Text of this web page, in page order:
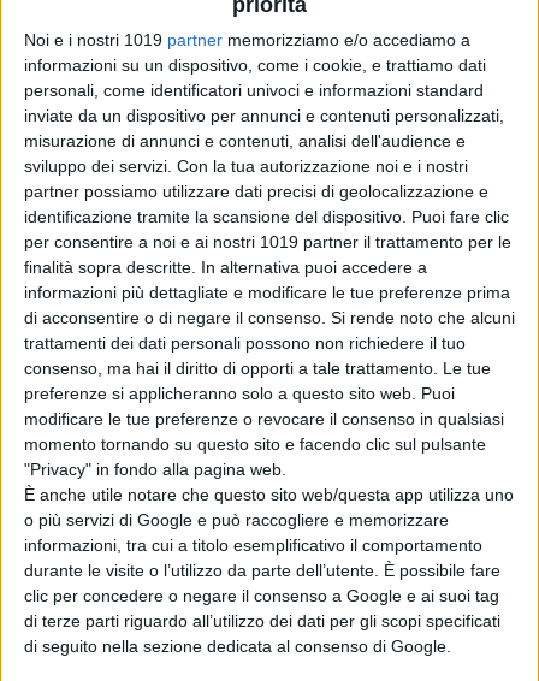
priorità
Noi e i nostri 1019 partner memorizziamo e/o accediamo a
informazioni su un dispositivo, come i cookie, e trattiamo dati
personali, come identificatori univoci e informazioni standard
inviate da un dispositivo per annunci e contenuti personalizzati,
misurazione di annunci e contenuti, analisi dell'audience e
sviluppo dei servizi. Con la tua autorizzazione noi e i nostri
partner possiamo utilizzare dati precisi di geolocalizzazione e
identificazione tramite la scansione del dispositivo. Puoi fare clic
per consentire a noi e ai nostri 1019 partner il trattamento per le
finalità sopra descritte. In alternativa puoi accedere a
informazioni più dettagliate e modificare le tue preferenze prima
di acconsentire o di negare il consenso. Si rende noto che alcuni
trattamenti dei dati personali possono non richiedere il tuo
consenso, ma hai il diritto di opporti a tale trattamento. Le tue
preferenze si applicheranno solo a questo sito web. Puoi
modificare le tue preferenze o revocare il consenso in qualsiasi
momento tornando su questo sito e facendo clic sul pulsante
"Privacy" in fondo alla pagina web.
È anche utile notare che questo sito web/questa app utilizza uno
o più servizi di Google e può raccogliere e memorizzare
informazioni, tra cui a titolo esemplificativo il comportamento
durante le visite o l’utilizzo da parte dell’utente. È possibile fare
clic per concedere o negare il consenso a Google e ai suoi tag
di terze parti riguardo all’utilizzo dei dati per gli scopi specificati
di seguito nella sezione dedicata al consenso di Google.